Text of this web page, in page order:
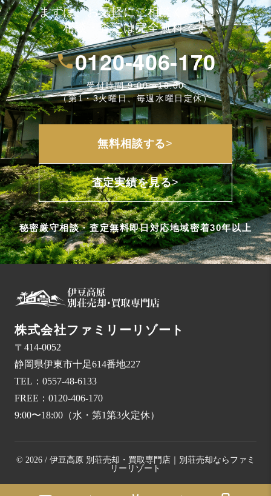
まずは、お気軽にご相談ください。
相談・査定は完全無料です
0120-406-170
受付時間 9:00〜18:00
（第1・3火曜日、毎週水曜日定休）
無料相談する>
査定実績を見る>
秘密厳守相談・査定無料即日対応地域密着30年以上
株式会社ファミリーリゾート
〒414-0052
静岡県伊東市十足614番地227
TEL： 0557-48-6133
FREE： 0120-406-170
9:00〜18:00（水・第1第3火定休）
© 2026 / 伊豆高原 別荘売却・買取専門店｜別荘売却ならファミ
リーリゾート